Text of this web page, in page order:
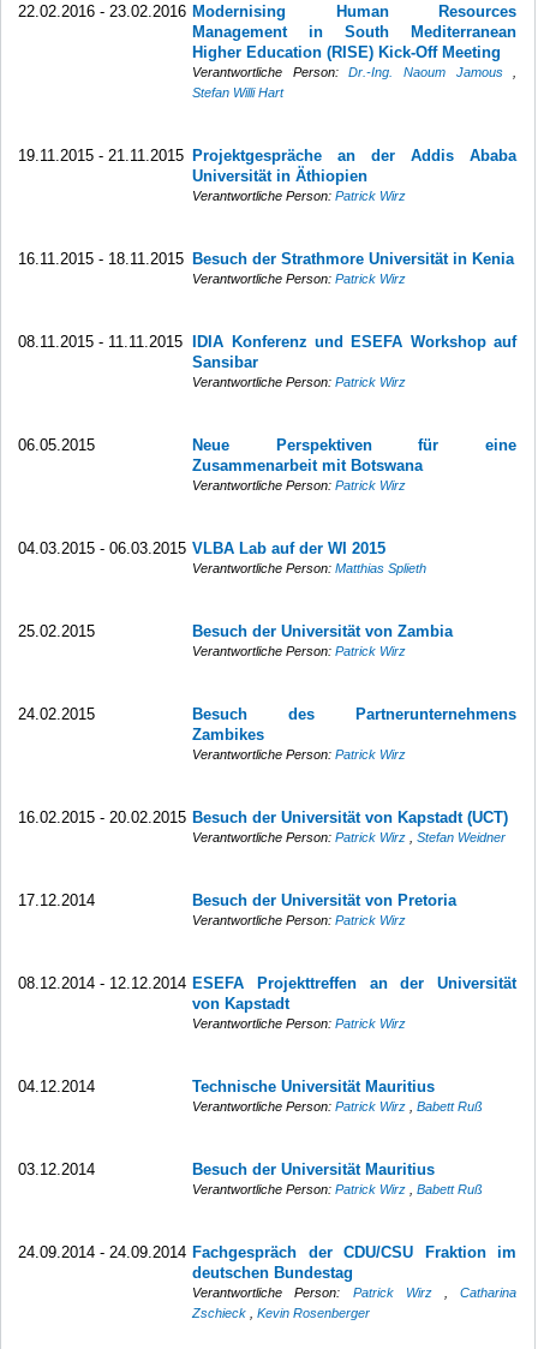
22.02.2016 - 23.02.2016 Modernising Human Resources
Management in South Mediterranean
Higher Education (RISE) Kick-Off Meeting
Verantwortliche Person:Dr.-Ing. Naoum Jamous
Stefan Willi Hart
19.11.2015 - 21.11.2015 Projektgespräche an der Addis Ababa
Universität in Äthiopien
Verantwortliche Person:Patrick Wirz
16.11.2015 - 18.11.2015 Besuch der Strathmore Universität in Kenia
Verantwortliche Person:Patrick Wirz
08.11.2015 - 11.11.2015
IDIA Konferenz und ESEFA Workshop auf
Sansibar
Verantwortliche Person:Patrick Wirz
06.05.2015
Neue Perspektiven für eine
Zusammenarbeit mit Botswana
Verantwortliche Person:Patrick Wirz
04.03.2015 - 06.03.2015 VLBA Lab auf der WI 2015
Verantwortliche Person:Matthias Splieth
25.02.2015 Besuch der Universität von Zambia
Verantwortliche Person:Patrick Wirz
24.02.2015
Besuch des Partnerunternehmens
Zambikes
Verantwortliche Person:Patrick Wirz
16.02.2015 - 20.02.2015 Besuch der Universität von Kapstadt (UCT)
Verantwortliche Person:Patrick Wirz ,Stefan Weidner
17.12.2014 Besuch der Universität von Pretoria
Verantwortliche Person:Patrick Wirz
08.12.2014 - 12.12.2014 ESEFA Projekttreffen an der Universität
von Kapstadt
Verantwortliche Person:Patrick Wirz
04.12.2014 Technische Universität Mauritius
Verantwortliche Person:Patrick Wirz ,Babett Ruß
03.12.2014 Besuch der Universität Mauritius
Verantwortliche Person:Patrick Wirz ,Babett Ruß
24.09.2014 - 24.09.2014 Fachgespräch der CDU/CSU Fraktion im
deutschen Bundestag
Verantwortliche Person: Patrick Wirz ,Catharina
Zschieck
,Kevin Rosenberger